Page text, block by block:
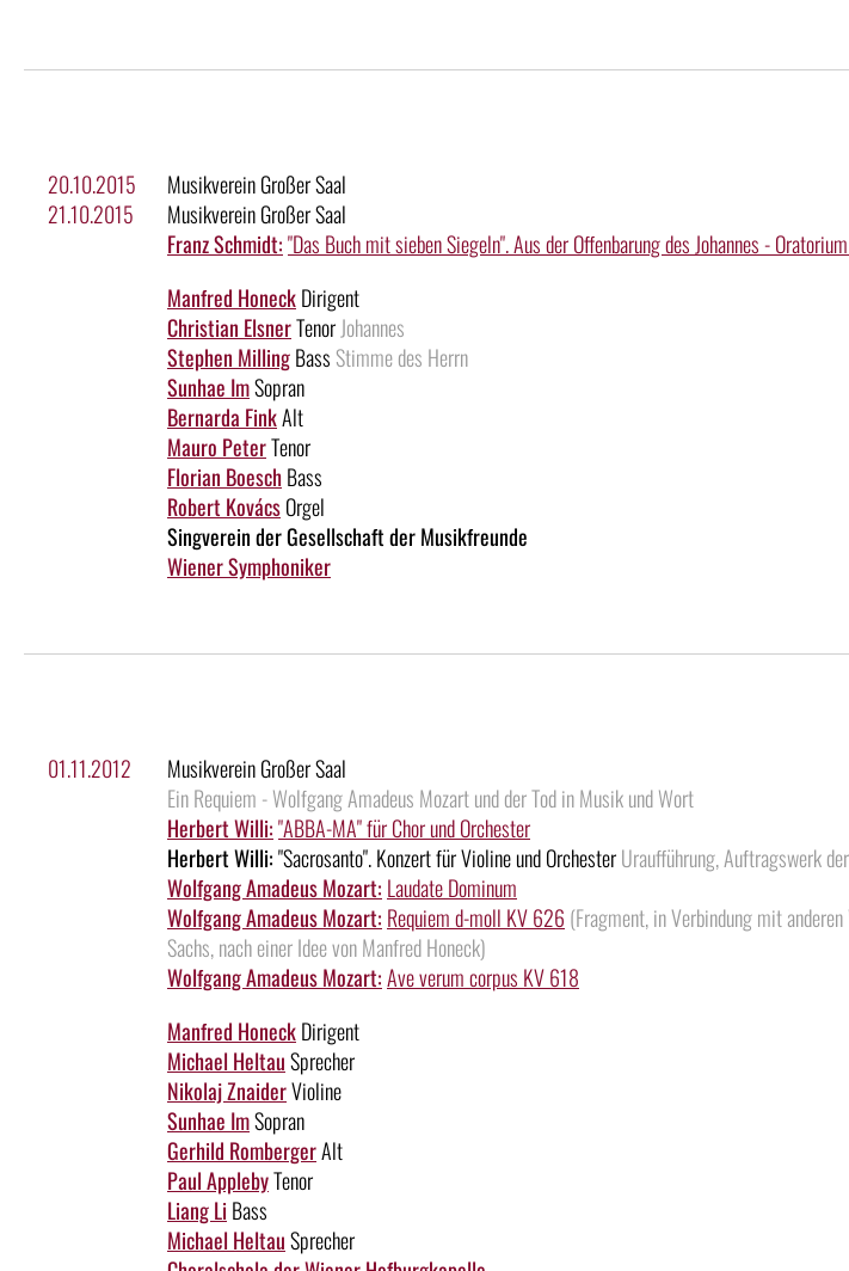
20.10.2015
Musikverein Großer Saal
21.10.2015
Musikverein Großer Saal
Franz Schmidt:"Das Buch mit sieben Siegeln". Aus der Offenbarung des Johannes -
Manfred HoneckDirigent
Christian ElsnerTenorJohannes
Stephen MillingBass Stimme des Herrn
Sunhae ImSopran
Bernarda FinkAlt
Mauro PeterTenor
Florian BoeschBass
Robert KovácsOrgel
Singverein der Gesellschaft der Musikfreunde
Wiener Symphoniker
01.11.2012
Musikverein Großer Saal
Ein Requiem - Wolfgang Amadeus Mozart und der Tod in Musik und Wort
Herbert Willi:"ABBA-MA" für Chor und Orchester
Herbert Willi:"Sacrosanto". Konzert für Violine und OrchesterUraufführung, Auftragswerk
Wolfgang Amadeus Mozart: Laudate Dominum
Wolfgang Amadeus Mozart: Requiem d-moll KV 626 (Fragment, in Verbindung mit
Sachs, nach einer Idee von Manfred Honeck)
Wolfgang Amadeus Mozart:Ave verum corpus KV 618
Manfred HoneckDirigent
Michael HeltauSprecher
Nikolaj ZnaiderVioline
Sunhae ImSopran
Gerhild RombergerAlt
Paul ApplebyTenor
Liang Li Bass
Michael HeltauSprecher